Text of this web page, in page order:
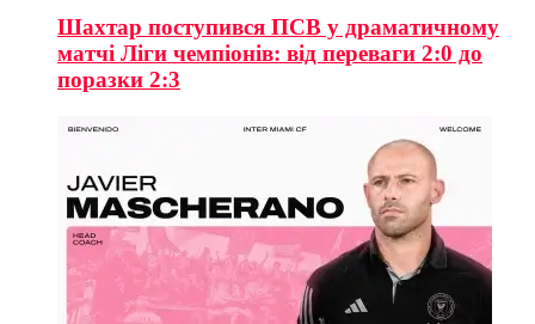
Шахтар поступився ПСВ у драматичному
матчі Ліги чемпіонів: від переваги 2:0 до
поразки 2:3